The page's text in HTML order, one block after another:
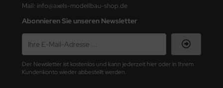
Mail: info@axels-modellbau-shop.de
Abonnieren Sie unseren Newsletter
Der Newsletter ist kostenlos und kann jederzeit hier oder in Ihrem
Kundenkonto wieder abbestellt werden.